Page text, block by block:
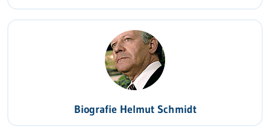
Biografie Helmut Schmidt